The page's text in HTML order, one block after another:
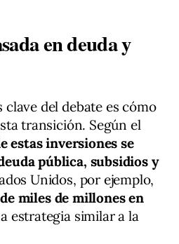
en deuda y
del debate es cómo
transición. Según el
estas inversiones se
pública, subsidios y
Unidos, por ejemplo,
miles de millones en
estrategia similar a la